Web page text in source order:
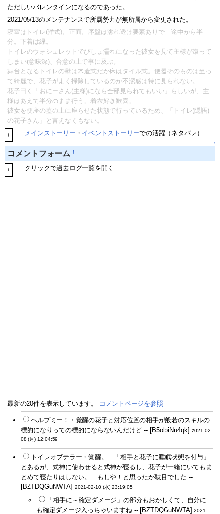
ただしいバレンタインになるのであった。
2021/05/13のメンテナンスで所属勢力が無所属から変更された。
寝室はトイレ(洋式)。正面。序盤は濡れ透け要素ありで、途中から半
分。下着は緑。
トイレのウォシュレットでびしょ濡れになった彼女を見て主様が滾って
しまい(意味深)、合意の上で事に及ぶ。
舞台となるトイレの壁は木造式だが床はタイル式。便器そのものは至っ
て綺麗で、花子がよく掃除しているのか不潔感は特に見られない。
花子曰く「おにーさん(主様)になら全部見られてもいい」らしいが、主
様はあえて半分のまま行う。着衣好き歓喜。
彼女を便座の蓋の上に座らせた状態で行っているため、「トイレ(隠語)
の花子さん」と言えなくもない。
+
メインストーリー ・ イベントストーリーでの活躍（ネタバレ）
↑
コメントフォーム †
+ クリックで過去ログ一覧を開く
最新の20件を表示しています。 コメントページを参照
ヘルプミー！・覚醒の花子と対応位置の相手が般若のスキルの
標的になりっての標的にならないんだけど -- [B5oloiNu4qk] 2021-02-
08 (月) 12:04:59
トイレオブテラー・覚醒。 「相手と花子に睡眠状態を付与」
とあるが、式神に使わせると式神が寝るし、花子が一緒にいてもま
とめて寝たりはしない。 もしや！と思ったが駄目でした --
[BZTDQGuNWTA] 2021-02-10 (水) 23:19:05
「相手に～確定ダメージ」の部分もおかしくて、自分に
も確定ダメージ入っちゃいますね -- [BZTDQGuNWTA] 2021-